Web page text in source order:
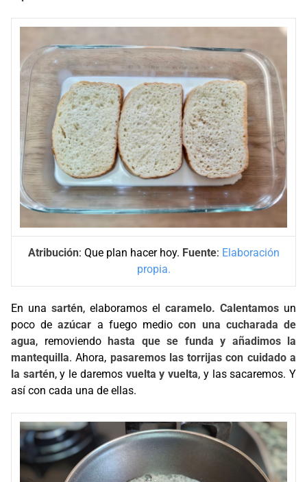
Atribución: Que plan hacer hoy. Fuente: Elaboración
propia.
En una sartén, elaboramos el caramelo. Calentamos un
poco deazúcar a fuego mediocon una cucharada de
agua, removiendo hasta que se funda y añadimos la
mantequilla. Ahora, pasaremos las torrijas con cuidado a
la sartén, y le daremos vuelta y vuelta, y las sacaremos. Y
así con cada una de ellas.